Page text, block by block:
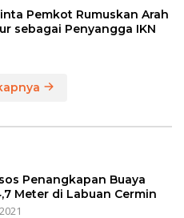
Pemkot Rumuskan Arah
sebagai Penyangga IKN
Penangkapan Buaya
Meter di Labuan Cermin